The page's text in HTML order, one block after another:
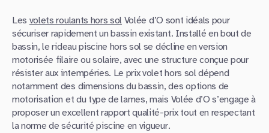
Les volets roulants hors sol Volée d’O sont idéals pour
sécuriser rapidement un bassin existant. Installé en bout de
bassin, le rideau piscine hors sol se décline en version
motorisée filaire ou solaire, avec une structure conçue pour
résister aux intempéries. Le prix volet hors sol dépend
notamment des dimensions du bassin, des options de
motorisation et du type de lames, mais Volée d’O s’engage à
proposer un excellent rapport qualité-prix tout en respectant
la norme de sécurité piscine en vigueur.